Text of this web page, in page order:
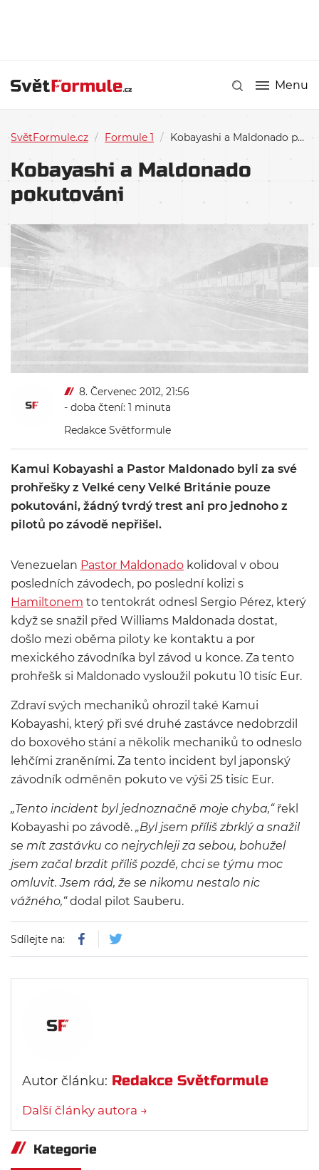
Menu
SvětFormule.cz / Formule 1 / Kobayashi a Maldonado pokutováni
Kobayashi a Maldonado
pokutováni
8. Červenec 2012, 21:56
- doba čtení: 1 minuta
Redakce Světformule
Kamui Kobayashi a Pastor Maldonado byli za své
prohřešky z Velké ceny Velké Británie pouze
pokutováni, žádný tvrdý trest ani pro jednoho z
pilotů po závodě nepřišel.
Venezuelan Pastor Maldonado kolidoval v obou
posledních závodech, po poslední kolizi s
Hamiltonem to tentokrát odnesl Sergio Pérez, který
když se snažil před Williams Maldonada dostat,
došlo mezi oběma piloty ke kontaktu a por
mexického závodníka byl závod u konce. Za tento
prohřešk si Maldonado vysloužil pokutu 10 tisíc Eur.
Zdraví svých mechaniků ohrozil také Kamui
Kobayashi, který při své druhé zastávce nedobrzdil
do boxového stání a několik mechaniků to odneslo
lehčími zraněními. Za tento incident byl japonský
závodník odměněn pokuto ve výši 25 tisíc Eur.
„Tento incident byl jednoznačně moje chyba,“řekl
Kobayashi po závodě. „Byl jsem příliš zbrklý a snažil
se mít zastávku co nejrychleji za sebou, bohužel
jsem začal brzdit příliš pozdě, chci se týmu moc
omluvit. Jsem rád, že se nikomu nestalo nic
vážného,“dodal pilot Sauberu.
Sdílejte na:
Autor článku: Redakce Světformule
Další články autora →
Kategorie